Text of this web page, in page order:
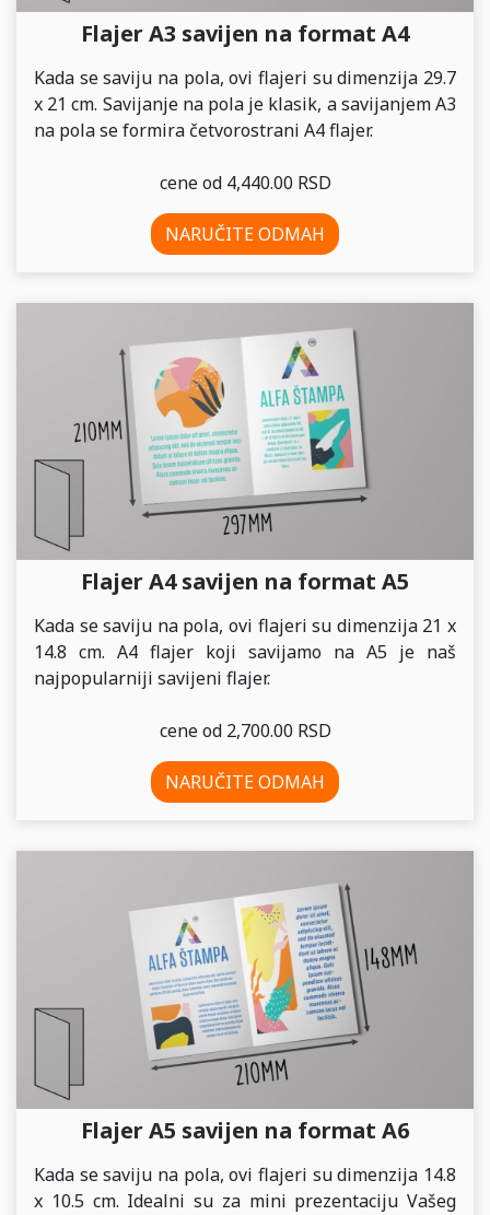
Flajer A3 savijen na format A4
Kada se saviju na pola, ovi flajeri su dimenzija 29.7
x 21 cm. Savijanje na pola je klasik, a savijanjem A3
na pola se formira četvorostrani A4 flajer.
cene od 4,440.00 RSD
NARUČITE ODMAH
Flajer A4 savijen na format A5
Kada se saviju na pola, ovi flajeri su dimenzija 21 x
14.8 cm. A4 flajer koji savijamo na A5 je naš
najpopularniji savijeni flajer.
cene od 2,700.00 RSD
NARUČITE ODMAH
Flajer A5 savijen na format A6
Kada se saviju na pola, ovi flajeri su dimenzija 14.8
x 10.5 cm. Idealni su za mini prezentaciju Vašeg